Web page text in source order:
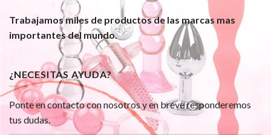
Trabajamos miles de productos de las marcas mas
importantes del mundo.
¿NECESITAS AYUDA?
Ponte en contacto con nosotros y en breve responderemos
tus dudas.